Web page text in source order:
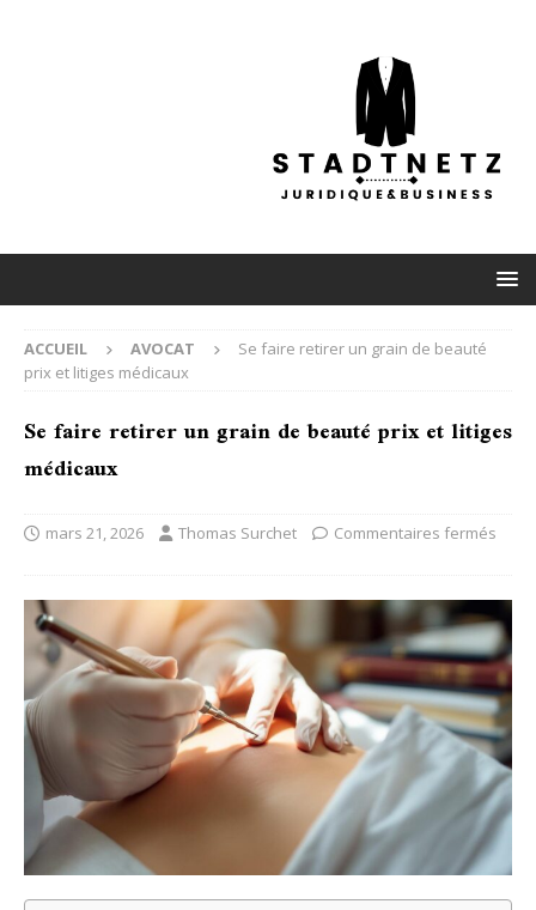
ACCUEIL AVOCAT
Se faire retirer un grain de beauté
prix et litiges médicaux
Se faire retirer un grain de beauté prix et litiges
médicaux
mars 21, 2026 Thomas Surchet Commentaires fermés